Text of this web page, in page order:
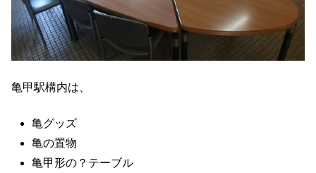
亀甲駅構内は、
亀グッズ
亀の置物
亀甲形の？テーブル